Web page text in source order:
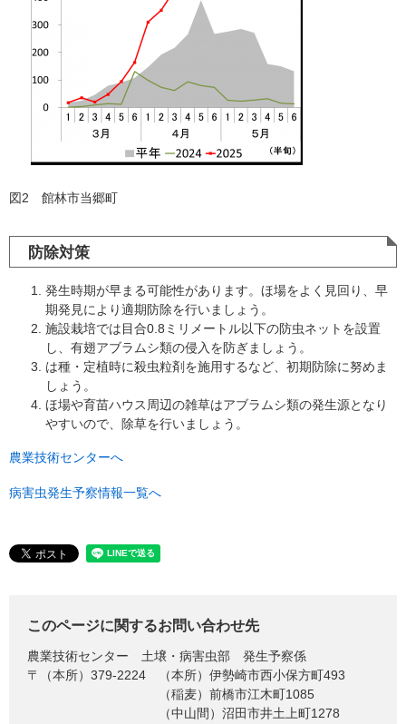
図2 館林市当郷町
防除対策
発生時期が早まる可能性があります。ほ場をよく見回り、早
期発見により適期防除を行いましょう。
施設栽培では目合0.8ミリメートル​以下の防虫ネットを設置
し、有翅アブラムシ類の侵入を防ぎましょう。
は種・定植時に殺虫粒剤を施用するなど、初期防除に努めま
しょう。
​ほ場や育苗ハウス周辺の雑草はアブラムシ類の発生源となり
やすいので、除草を行いましょう。
農業技術センターへ
病害虫発生予察情報一覧へ
このページに関するお問い合わせ先
農業技術センター
土壌・病害虫部 発生予察係
〒（本所）379-2224
（本所）伊勢崎市西小保方町493
（稲麦）前橋市江木町1085
（中山間）沼田市井土上町1278